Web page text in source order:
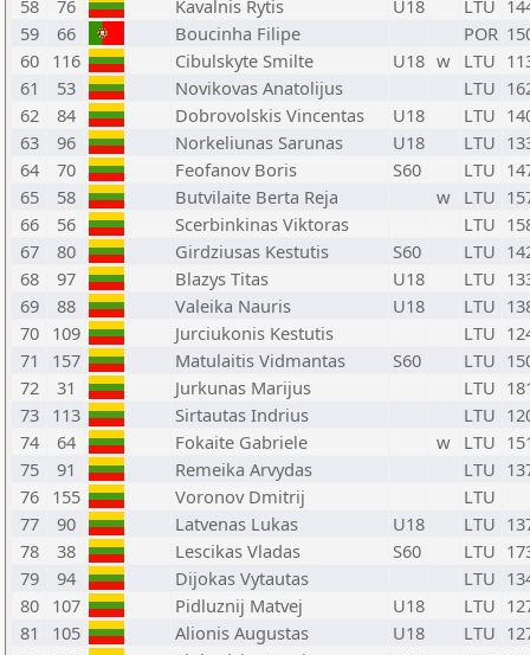
58
76 Kavalnis Rytis U18 LTU
59
66 Boucinha Filipe POR
60 116 Cibulskyte Smilte U18 w LTU
61
53 Novikovas Anatolijus LTU
62
84 Dobrovolskis Vincentas U18 LTU
63
96 Norkeliunas Sarunas U18 LTU
64
70 Feofanov Boris S60 LTU
65
58 Butvilaite Berta Reja w LTU
66
56 Scerbinkinas Viktoras LTU
67
80 Girdziusas Kestutis S60 LTU
68
97 Blazys Titas U18 LTU
69
88 Valeika Nauris U18 LTU
70 109 Jurciukonis Kestutis LTU
71
157 Matulaitis Vidmantas S60 LTU
72
31 Jurkunas Marijus LTU
73 113 Sirtautas Indrius LTU
74
64 Fokaite Gabriele w LTU
75
91 Remeika Arvydas LTU
76 155 Voronov Dmitrij
LTU
77
90 Latvenas Lukas U18 LTU
78
38 Lescikas Vladas S60 LTU
79
94 Dijokas Vytautas LTU
80 107 Pidluznij Matvej U18 LTU
81
105 Alionis Augustas U18 LTU